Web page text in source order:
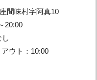
間味村字阿真10
20:00
ウト：10:00